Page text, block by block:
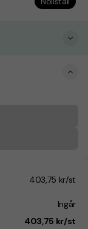
403,75 kr/st
Ingår
403,75 kr/st